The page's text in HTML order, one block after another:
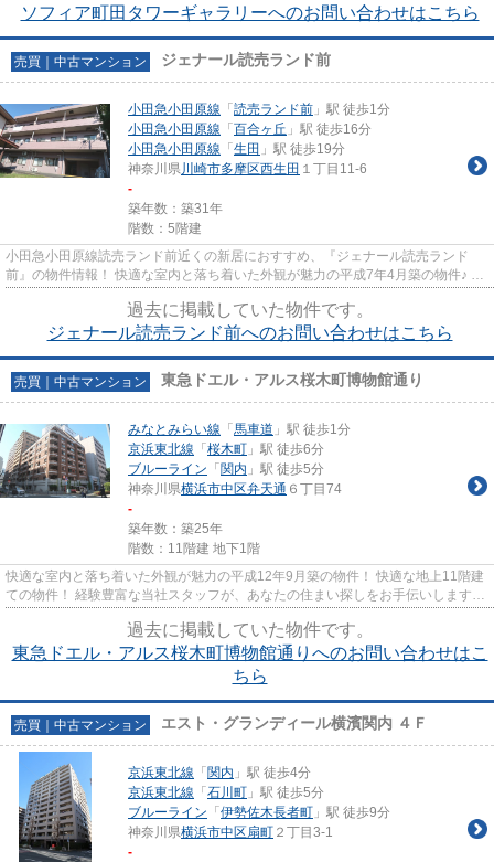
ソフィア町田タワーギャラリーへのお問い合わせはこちら
売買｜中古マンション ジェナール読売ランド前
小田急小田原線 「 読売ランド前 」駅 徒歩1分
小田急小田原線 「 百合ヶ丘 」駅 徒歩16分
小田急小田原線 「 生田 」駅 徒歩19分
神奈川県川崎市多摩区西生田 １丁目11-6
-
築年数：築31年
階数：5階建
小田急小田原線読売ランド前近くの新居におすすめ、『ジェナール読売ランド
前』の物件情報！ 快適な室内と落ち着いた外観が魅力の平成7年4月築の物件♪ 駅
過去に掲載していた物件です。
ジェナール読売ランド前へのお問い合わせはこちら
売買｜中古マンション 東急ドエル・アルス桜木町博物館通り
みなとみらい線 「 馬車道 」駅 徒歩1分
京浜東北線 「 桜木町 」駅 徒歩6分
ブルーライン 「 関内 」駅 徒歩5分
神奈川県横浜市中区弁天通 ６丁目74
-
築年数：築25年
階数：11階建 地下1階
快適な室内と落ち着いた外観が魅力の平成12年9月築の物件！ 快適な地上11階建
ての物件！ 経験豊富な当社スタッフが、あなたの住まい探しをお手伝いします。
過去に掲載していた物件です。
東急ドエル・アルス桜木町博物館通りへのお問い合わせはこ
ちら
売買｜中古マンション エスト・グランディール横濱関内 ４Ｆ
京浜東北線 「 関内 」駅 徒歩4分
京浜東北線 「 石川町 」駅 徒歩5分
ブルーライン 「 伊勢佐木長者町 」駅 徒歩9分
神奈川県横浜市中区扇町 ２丁目3-1
-